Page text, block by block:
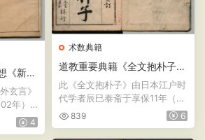
《新刊
玄言》
仙悟
，明 ·
玄言》‌
年）
4
术数典籍
道教重要典籍《全文抱朴子》
日本重刻版内篇四册二十卷 ·
葛洪 · 浪华辰巳泰齐重订版
（享保丙午新改）· 皇都书肆
梁文堂桐华轩梓行
此《全文抱朴子》由日本江户时
代学者‌辰巳泰斋‌于享保11年（17
26年）重订，京都皇...
839 6